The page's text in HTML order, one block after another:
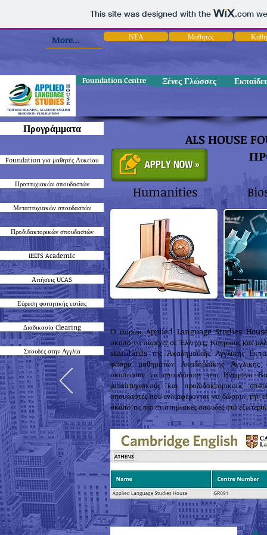
This site was designed with the .com
More... ΝΕΑ Μαθητές
Foundation Centre Ξένες Γλώσσες
Μεταπτυχιακών σπουδαστών
Προδιδακτορικών σπουδαστών
Εύρεση φοιτητικής εστίας
Διαδικασία Clearing
Προγράμματα
Foundation για μαθητές Λυκείου
Προπτυχιακών σπουδαστών
IELTS Academic
Αιτήσεις UCAS
Σπουδές στην Αγγλία
ALS HOUSE
Humanities
Ο φορέας Applied Language Studies House
σκοπό να παρέχει σε Έλληνες, Κύπριους και
standards της Ακαδημαϊκής Αγγλικής
φάσμα μαθημάτων Ακαδημαϊκής Αγγλικής
σκοπεύουν να σπουδάσουν στο Ηνωμένο
μεταπτυχιακούς και προδιδακτορικούς
σπουδαστές που ενδιαφέρονται να δώσουν
σκοπό τις πανεπιστημιακές σπουδές στο